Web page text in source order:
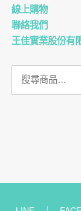
線上購物
聯絡我們
王佳實業股份有